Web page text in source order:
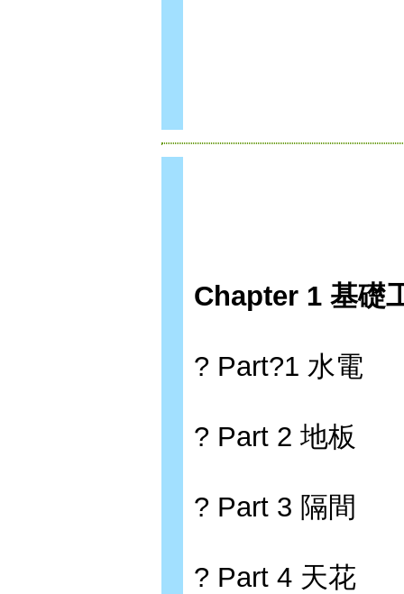
Chapter 1 基礎
? Part?1 水電
? Part 2 地板
? Part 3 隔間
? Part 4 天花